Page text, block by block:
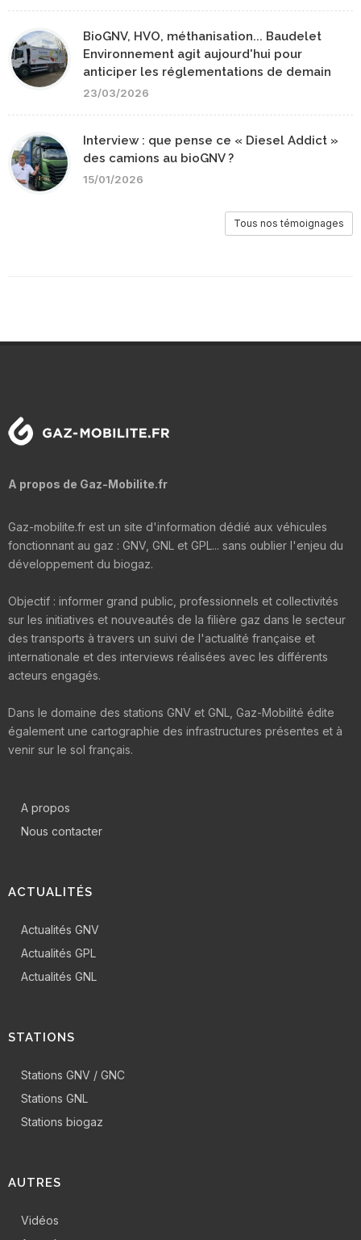
BioGNV, HVO, méthanisation... Baudelet
Environnement agit aujourd'hui pour
anticiper les réglementations de demain
23/03/2026
Interview : que pense ce « Diesel Addict »
des camions au bioGNV ?
15/01/2026
Tous nos témoignages
A propos de Gaz-Mobilite.fr
Gaz-mobilite.fr est un site d'information dédié aux véhicules
fonctionnant au gaz : GNV, GNL et GPL... sans oublier l'enjeu du
développement du biogaz.
Objectif : informer grand public, professionnels et collectivités
sur les initiatives et nouveautés de la filière gaz dans le secteur
des transports à travers un suivi de l'actualité française et
internationale et des interviews réalisées avec les différents
acteurs engagés.
Dans le domaine des stations GNV et GNL, Gaz-Mobilité édite
également une cartographie des infrastructures présentes et à
venir sur le sol français.
A propos
Nous contacter
ACTUALITÉS
Actualités GNV
Actualités GPL
Actualités GNL
STATIONS
Stations GNV / GNC
Stations GNL
Stations biogaz
AUTRES
Vidéos